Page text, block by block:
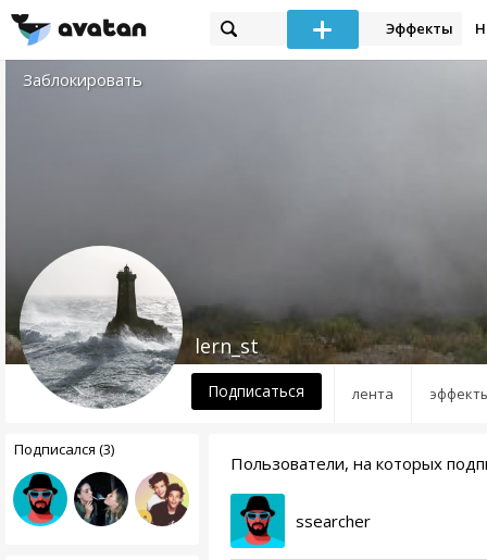
Эффекты
Заблокировать
лента
lern_st
Подписаться
Подписался (3)
Пользователи, на которых
ssearcher